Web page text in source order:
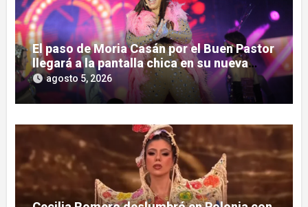
El paso de Moria Casán por el Buen Pastor
llegará a la pantalla chica en su nueva
serie documental
agosto 5, 2026